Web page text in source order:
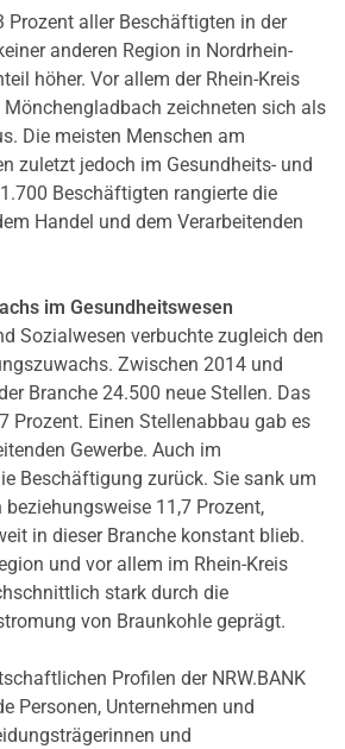
Prozent aller Beschäftigten in der
anderen Region in Nordrhein-
höher. Vor allem der Rhein-Kreis
Mönchengladbach zeichneten sich als
Die meisten Menschen am
zuletzt jedoch im Gesundheits- und
Beschäftigten rangierte die
Handel und dem Verarbeitenden
im Gesundheitswesen
Sozialwesen verbuchte zugleich den
Zwischen 2014 und
Branche 24.500 neue Stellen. Das
Prozent. Einen Stellenabbau gab es
Gewerbe. Auch im
Beschäftigung zurück. Sie sank um
11,7 Prozent,
in dieser Branche konstant blieb.
und vor allem im Rhein-Kreis
stark durch die
von Braunkohle geprägt.
Profilen der NRW.BANK
Personen, Unternehmen und
und